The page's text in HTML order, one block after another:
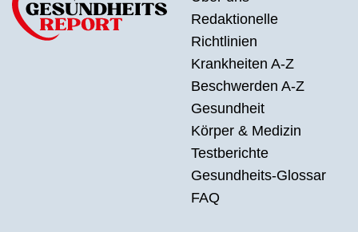
Redaktionelle
Richtlinien
Krankheiten A-Z
Beschwerden A-Z
Gesundheit
Körper & Medizin
Testberichte
Gesundheits-Glossar
FAQ